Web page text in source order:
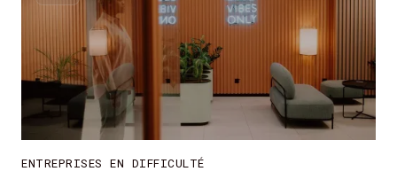
ENTREPRISES EN DIFFICULTÉ